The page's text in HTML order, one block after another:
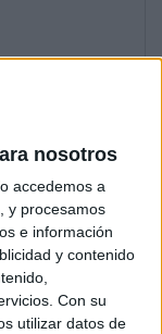
nosotros
accedemos a
y procesamos
e información
y contenido
Con su
utilizar datos de